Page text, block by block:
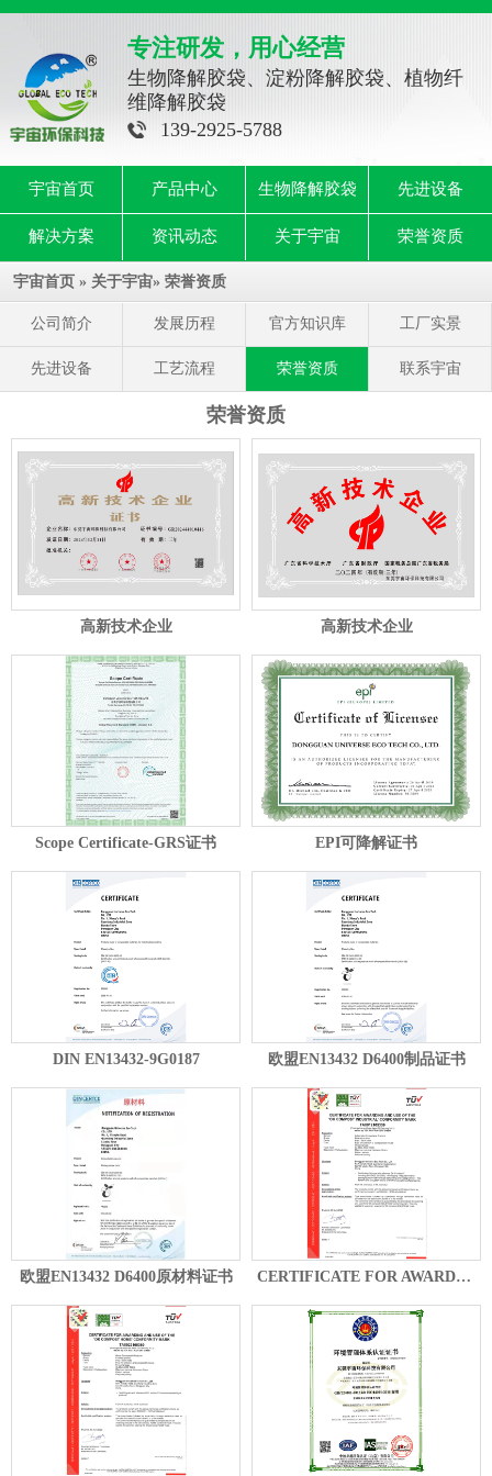
专注研发，用心经营
生物降解胶袋、淀粉降解胶袋、植物纤
维降解胶袋
139-2925-5788
宇宙首页 产品中心 生物降解胶袋 先进设备
解决方案 资讯动态 关于宇宙 荣誉资质
宇宙首页 » 关于宇宙» 荣誉资质
公司简介 发展历程 官方知识库 工厂实景
先进设备 工艺流程 荣誉资质 联系宇宙
荣誉资质
高新技术企业 高新技术企业
Scope Certificate-GRS证书 EPI可降解证书
DIN EN13432-9G0187 欧盟EN13432 D6400制品证书
欧盟EN13432 D6400原材料证书 CERTIFICATE FOR AWARDING AND USE OF THE 'OK COMPOST INDUSTRIAL' CONFORMITY MARK